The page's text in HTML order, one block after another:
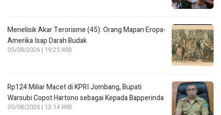
Menelisik Akar Terorisme (45): Orang Mapan Eropa-
Amerika Isap Darah Budak
05/08/2026 | 19:25 WIB
Rp124 Miliar Macet di KPRI Jombang, Bupati
Warsubi Copot Hartono sebagai Kepada Bapperinda
05/08/2026 | 13:14 WIB